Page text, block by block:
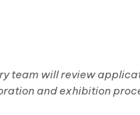
team will review
and exhibition